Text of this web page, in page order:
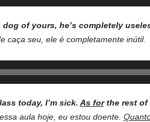
of yours, he’s completely
caça seu, ele é completamente inútil.
today, I’m sick. As forthe rest of
aula hoje, eu estou doente.